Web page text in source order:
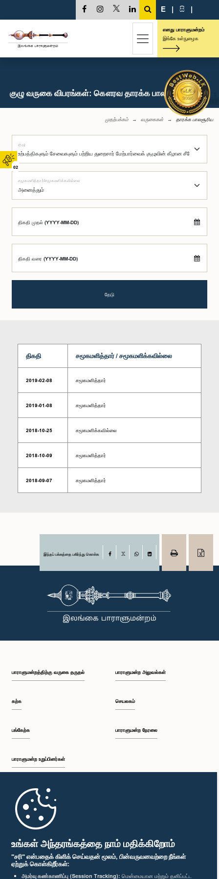
உங்கள் அந்தரங்கத்தை நாம் மதிக்கிறோம்
"சரி" என்பதைக் கிளிக் செய்வதன் மூலம், பின்வருவனவற்றை நீங்கள்
ஏற்றுக் கொள்கிறீர்கள்:
அமர்வு கண்காணிப்பு (Session Tracking): மென்மையான மற்றும் தனிப்பட்ட
02
E | සි |
எனது பாராளுமன்றம்
இங்கே உள்நுழைக
குழு வருகை விபரங்கள்: கௌரவ தாரக்க பாலசூரிய, பா.உ.
முதற்பக்கம் வருகைகள் தாரக்க பாலசூரிய
குழு
சமூகமளித்தார்/சமூகமளிக்கவில்லை
திகதி முதல் (YYYY-MM-DD)
திகதி வரை (YYYY-MM-DD)
தேடு
திகதி சமூகமளித்தார் / சமூகமளிக்கவில்லை
2019-02-08 சமூகமளித்தார்
2019-01-08 சமூகமளித்தார்
2018-10-25 சமூகமளிக்கவில்லை
2018-10-09 சமூகமளித்தார்
2018-09-07 சமூகமளித்தார்
இந்தப் பக்கத்தை பகிர்ந்து கொள்க Facebook
பாராளுமன்றத்திற்கு வருகை தருதல்
கற்க
பங்கேற்க
பாராளுமன்ற உறுப்பினர்கள்
முதற்பக்கம்
பாராளுமன்ற அலுவல்கள்
செயலகம்
பாராளுமன்ற நேரலை
பாராளுமன்ற கையடக்க செயலி